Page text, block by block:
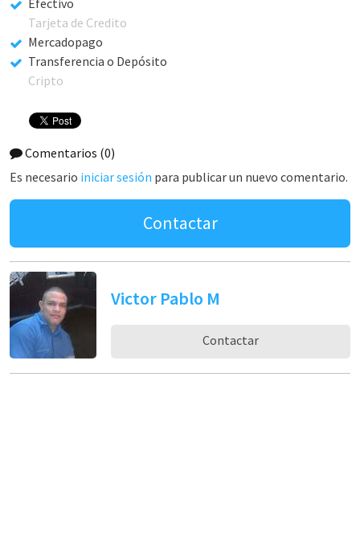
Tarjeta de Credito
Mercadopago
Transferencia o Depósito
Cripto
Comentarios (0)
Es necesario iniciar sesión para publicar un nuevo comentario.
Contactar
Victor Pablo M
Contactar